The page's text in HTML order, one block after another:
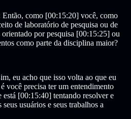
Então, como [00:15:20] você, como
de laboratório de pesquisa ou de
por pesquisa [00:15:25] ou
como parte da disciplina maior?
eu acho que isso volta ao que eu
você precisa ter um entendimento
está [00:15:40] tentando resolver e
usuários e seus trabalhos a